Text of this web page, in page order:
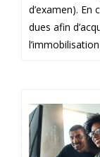
d’examen). En
dues afin